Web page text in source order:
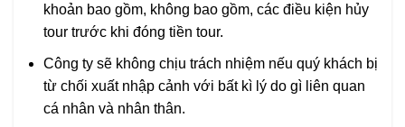
khoản bao gồm, không bao gồm, các điều kiện hủy
tour trước khi đóng tiền tour.
Công ty sẽ không chịu trách nhiệm nếu quý khách bị
từ chối xuất nhập cảnh với bất kì lý do gì liên quan
cá nhân và nhân thân.